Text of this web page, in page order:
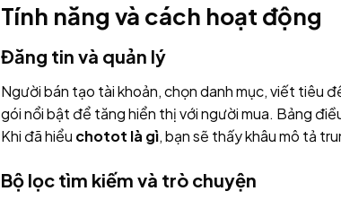
Tính năng và cách hoạt động
Đăng tin và quản lý
Người bán tạo tài khoản, chọn danh mục, viết tiêu
gói nổi bật để tăng hiển thị với người mua. Bảng
Khi đã hiểu chotot là gì, bạn sẽ thấy khâu mô tả
Bộ lọc tìm kiếm và trò chuyện